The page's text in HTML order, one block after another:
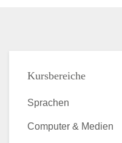
Kursbereiche
Sprachen
Computer & Medien